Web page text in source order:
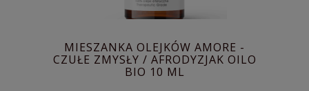
MIESZANKA OLEJKÓW AMORE -
CZUŁE ZMYSŁY / AFRODYZJAK OILO
BIO 10 ML